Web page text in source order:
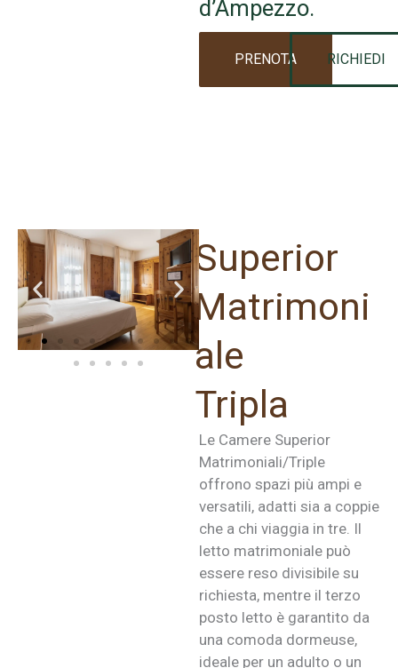
d’Ampezzo.
PRENOTA RICHIEDI
Superior
Matrimoni
ale
Tripla
Le Camere Superior
Matrimoniali/Triple
offrono spazi più ampi e
versatili, adatti sia a coppie
che a chi viaggia in tre. Il
letto matrimoniale può
essere reso divisibile su
richiesta, mentre il terzo
posto letto è garantito da
una comoda dormeuse,
ideale per un adulto o un